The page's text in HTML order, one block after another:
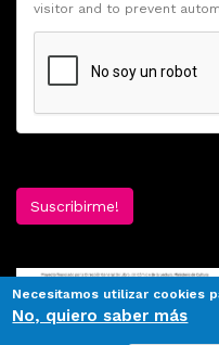
visitor and to prevent
Suscribirme!
Necesitamos utilizar cookies
No, quiero saber más